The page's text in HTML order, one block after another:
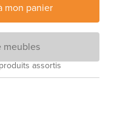
mon panier
meubles
assortis